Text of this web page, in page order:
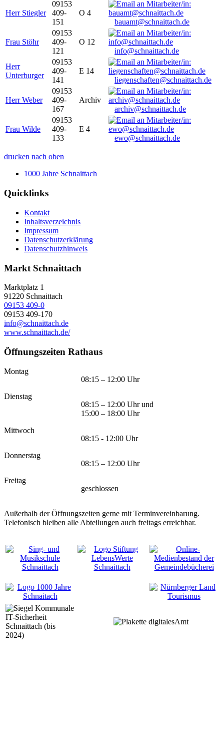
Herr Stiegler
09153
409-
151
O 4
bauamt@schnaittach.de
Frau Stöhr
09153
409-
121
O 12
info@schnaittach.de
Herr
Unterburger
09153
409-
141
E 14
liegenschaften@schnaittach.de
Herr Weber
09153
409-
167
Archiv
archiv@schnaittach.de
Frau Wilde
09153
409-
133
E 4
ewo@schnaittach.de
drucken nach oben
1000 Jahre Schnaittach
Quicklinks
Kontakt
Inhaltsverzeichnis
Impressum
Datenschutzerklärung
Datenschutzhinweis
Markt Schnaittach
Marktplatz 1
91220 Schnaittach
09153 409-0
09153 409-170
info@schnaittach.de
www.schnaittach.de/
Öffnungszeiten Rathaus
Montag
08:15 – 12:00 Uhr
Dienstag
08:15 – 12:00 Uhr und
15:00 – 18:00 Uhr
Mittwoch
08:15 - 12:00 Uhr
Donnerstag
08:15 – 12:00 Uhr
Freitag
geschlossen
Außerhalb der Öffnungszeiten gerne mit Terminvereinbarung.
Telefonisch bleiben alle Abteilungen auch freitags erreichbar.